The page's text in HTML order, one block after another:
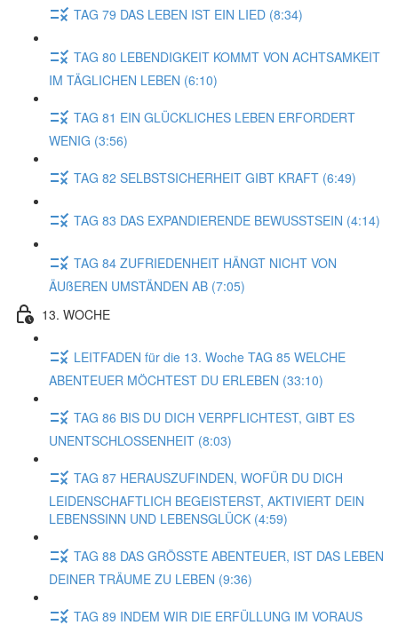
TAG 79 DAS LEBEN IST EIN LIED (8:34)
TAG 80 LEBENDIGKEIT KOMMT VON ACHTSAMKEIT
IM TÄGLICHEN LEBEN (6:10)
TAG 81 EIN GLÜCKLICHES LEBEN ERFORDERT
WENIG (3:56)
TAG 82 SELBSTSICHERHEIT GIBT KRAFT (6:49)
TAG 83 DAS EXPANDIERENDE BEWUSSTSEIN (4:14)
TAG 84 ZUFRIEDENHEIT HÄNGT NICHT VON
ÄUßEREN UMSTÄNDEN AB (7:05)
13. WOCHE
LEITFADEN für die 13. Woche TAG 85 WELCHE
ABENTEUER MÖCHTEST DU ERLEBEN (33:10)
TAG 86 BIS DU DICH VERPFLICHTEST, GIBT ES
UNENTSCHLOSSENHEIT (8:03)
TAG 87 HERAUSZUFINDEN, WOFÜR DU DICH
LEIDENSCHAFTLICH BEGEISTERST, AKTIVIERT DEIN
LEBENSSINN UND LEBENSGLÜCK (4:59)
TAG 88 DAS GRÖSSTE ABENTEUER, IST DAS LEBEN
DEINER TRÄUME ZU LEBEN (9:36)
TAG 89 INDEM WIR DIE ERFÜLLUNG IM VORAUS